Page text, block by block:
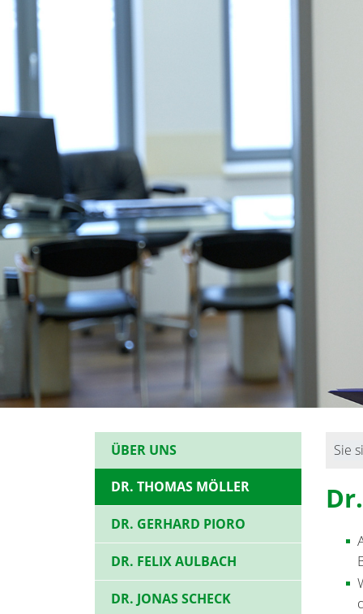
Sie
ÜBER UNS
DR. THOMAS MÖLLER
DR. GERHARD PIORO
DR. FELIX AULBACH
DR. JONAS SCHECK